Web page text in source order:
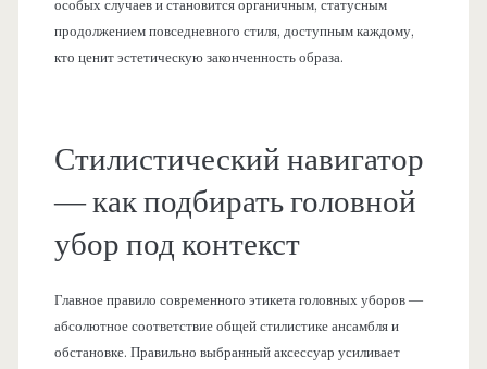
особых случаев и становится органичным, статусным
продолжением повседневного стиля, доступным каждому,
кто ценит эстетическую законченность образа.
Стилистический навигатор
— как подбирать головной
убор под контекст
Главное правило современного этикета головных уборов —
абсолютное соответствие общей стилистике ансамбля и
обстановке. Правильно выбранный аксессуар усиливает